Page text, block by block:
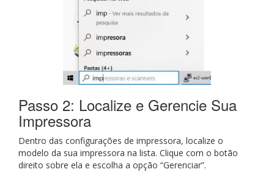
Passo 2: Localize e Gerencie Sua
Impressora
Dentro das configurações de impressora, localize o
modelo da sua impressora na lista. Clique com o botão
direito sobre ela e escolha a opção “Gerenciar”.